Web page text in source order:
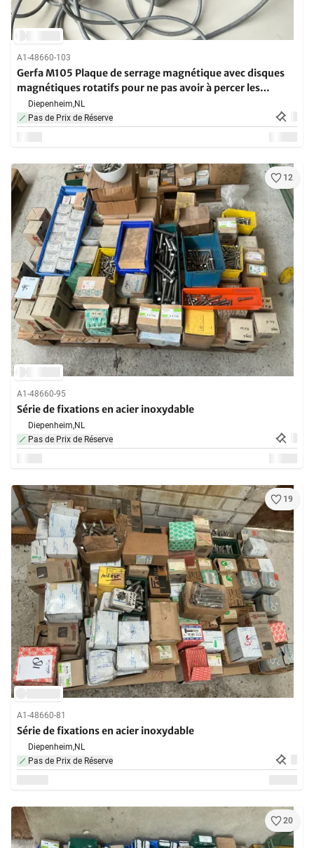
A1-48660-103
Gerfa M105 Plaque de serrage magnétique avec disques
magnétiques rotatifs pour ne pas avoir à percer les
disques
Diepenheim,NL
Pas de Prix de Réserve
12
A1-48660-95
Série de fixations en acier inoxydable
Diepenheim,NL
Pas de Prix de Réserve
19
A1-48660-81
Série de fixations en acier inoxydable
Diepenheim,NL
Pas de Prix de Réserve
20